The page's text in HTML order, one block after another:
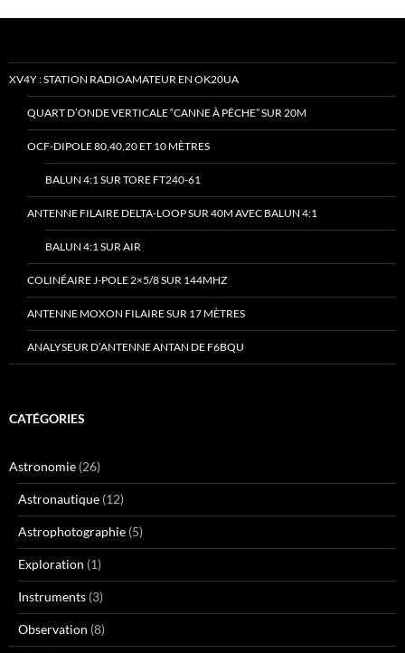
XV4Y : STATION RADIOAMATEUR EN OK20UA
QUART D’ONDE VERTICALE “CANNE À PÊCHE” SUR 20M
OCF-DIPOLE 80,40,20 ET 10 MÈTRES
BALUN 4:1 SUR TORE FT240-61
ANTENNE FILAIRE DELTA-LOOP SUR 40M AVEC BALUN 4:1
BALUN 4:1 SUR AIR
COLINÉAIRE J-POLE 2×5/8 SUR 144MHZ
ANTENNE MOXON FILAIRE SUR 17 MÈTRES
ANALYSEUR D’ANTENNE ANTAN DE F6BQU
CATÉGORIES
Astronomie (26)
Astronautique (12)
Astrophotographie (5)
Exploration (1)
Instruments (3)
Observation (8)